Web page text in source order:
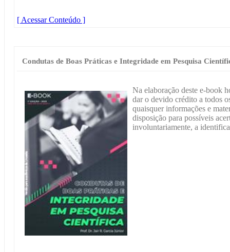
[ Acessar Conteúdo ]
Condutas de Boas Práticas e Integridade em Pesquisa
Na elaboração deste e-book
dar o devido crédito a todos
quaisquer informações e
disposição para possíveis
involuntariamente, a